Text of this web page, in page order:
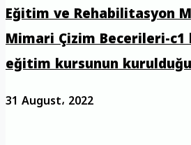
Eğitim ve Rehabilitasyon
Mimari Çizim Becerileri-c1
eğitim kursunun
31 August، 2022